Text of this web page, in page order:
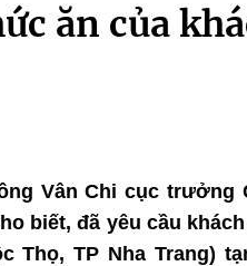
ăn của
Vân Chi cục
biết, đã yêu cầu
Thọ, TP Nha Trang)